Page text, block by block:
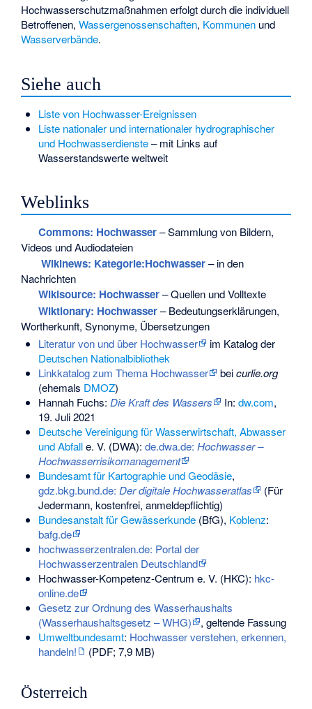
Hochwasserschutzmaßnahmen erfolgt durch die individuell
Betroffenen,Wassergenossenschaften, Kommunen und
Wasserverbände.
Siehe auch
Liste von Hochwasser-Ereignissen
Liste nationaler und internationaler hydrographischer
und Hochwasserdienste– mit Links auf
Wasserstandswerte weltweit
Weblinks
Commons: Hochwasser– Sammlung von Bildern,
Videos und Audiodateien
Wikinews: Kategorie:Hochwasser– in den
Nachrichten
Wikisource: Hochwasser– Quellen und Volltexte
Wiktionary: Hochwasser– Bedeutungserklärungen,
Wortherkunft, Synonyme, Übersetzungen
Literatur von und über Hochwasser
im Katalog der
Deutschen Nationalbibliothek
Linkkatalog zum Thema Hochwasser
beicurlie.org
(ehemals DMOZ)
Hannah Fuchs: Die Kraft des Wassers In: dw.com,
19. Juli 2021
Deutsche Vereinigung für Wasserwirtschaft, Abwasser
und Abfalle. V. (DWA): de.dwa.de: Hochwasser –
Hochwasserrisikomanagement
Bundesamt für Kartographie und Geodäsie,
gdz.bkg.bund.de: Der digitale Hochwasseratlas
(Für
Jedermann, kostenfrei, anmeldepflichtig)
Bundesanstalt für Gewässerkunde(BfG), Koblenz:
bafg.de
hochwasserzentralen.de: Portal der
Hochwasserzentralen Deutschland
Hochwasser-Kompetenz-Centrum e. V. (HKC): hkc-
online.de
Gesetz zur Ordnung des Wasserhaushalts
(Wasserhaushaltsgesetz – WHG)
, geltende Fassung
Umweltbundesamt: Hochwasser verstehen, erkennen,
handeln!
(PDF; 7,9 MB)
Österreich